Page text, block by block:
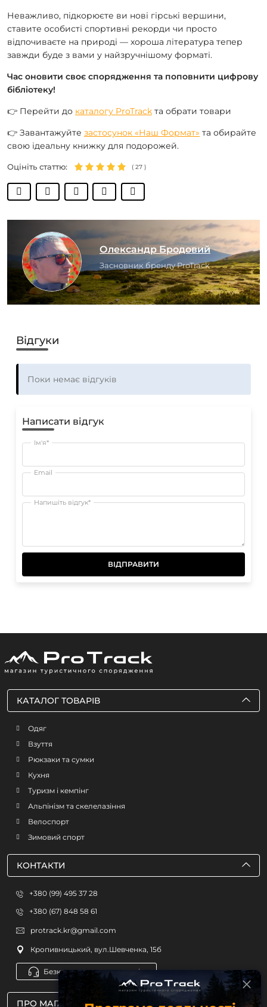
Неважливо, підкорюєте ви нові гірські вершини,
ставите особисті спортивні рекорди чи просто
відпочиваєте на природі — хороша література тепер
завжди буде з вами у найзручнішому форматі.
Час оновити своє спорядження та поповнити цифрову
бібліотеку!
👉 Перейти до каталогу ProTrack та обрати товари
👉 Завантажуйте застосунок «Наш Формат» та обирайте
свою ідеальну книжку для подорожей.
Оцініть статтю: ( 27 )
Олександр Бродовий
Засновник бренду ProTrack
Відгуки
Поки немає відгуків
Написати відгук
Ім'я*
Email
Напишіть відгук*
ВІДПРАВИТИ
ПРО МАГАЗИН
КАТАЛОГ ТОВАРІВ
Одяг
Взуття
Рюкзаки та сумки
Кухня
Туризм і кемпінг
Альпінізм та скелелазіння
Велоспорт
Зимовий спорт
КОНТАКТИ
+380 (99) 495 37 28
+380 (67) 848 58 61
protrack.kr@gmail.com
Кропивницький, вул.Шевченка, 15б
Безкоштовна консультація